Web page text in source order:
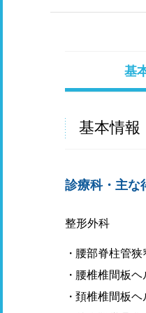
基
基本情報
診療科・主な
整形外科
腰部脊柱管狭
腰椎椎間板ヘ
頚椎椎間板ヘ